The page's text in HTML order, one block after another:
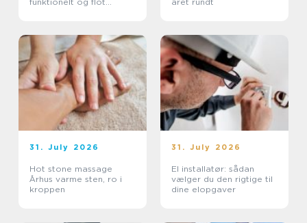
31. July 2026
Hot stone massage
Århus varme sten, ro i
kroppen
31. July 2026
El installatør: sådan
vælger du den rigtige til
dine elopgaver